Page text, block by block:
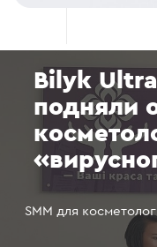
Bilyk
подняли
SMM для